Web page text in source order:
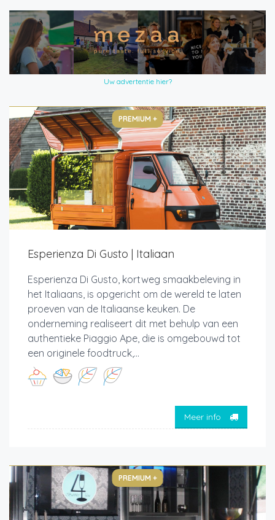
Uw advertentie hier?
PREMIUM +
Esperienza Di Gusto | Italiaan
Esperienza Di Gusto, kortweg smaakbeleving in
het Italiaans, is opgericht om de wereld te laten
proeven van de Italiaanse keuken. De
onderneming realiseert dit met behulp van een
authentieke Piaggio Ape, die is omgebouwd tot
een originele foodtruck,...
Meer info
PREMIUM +